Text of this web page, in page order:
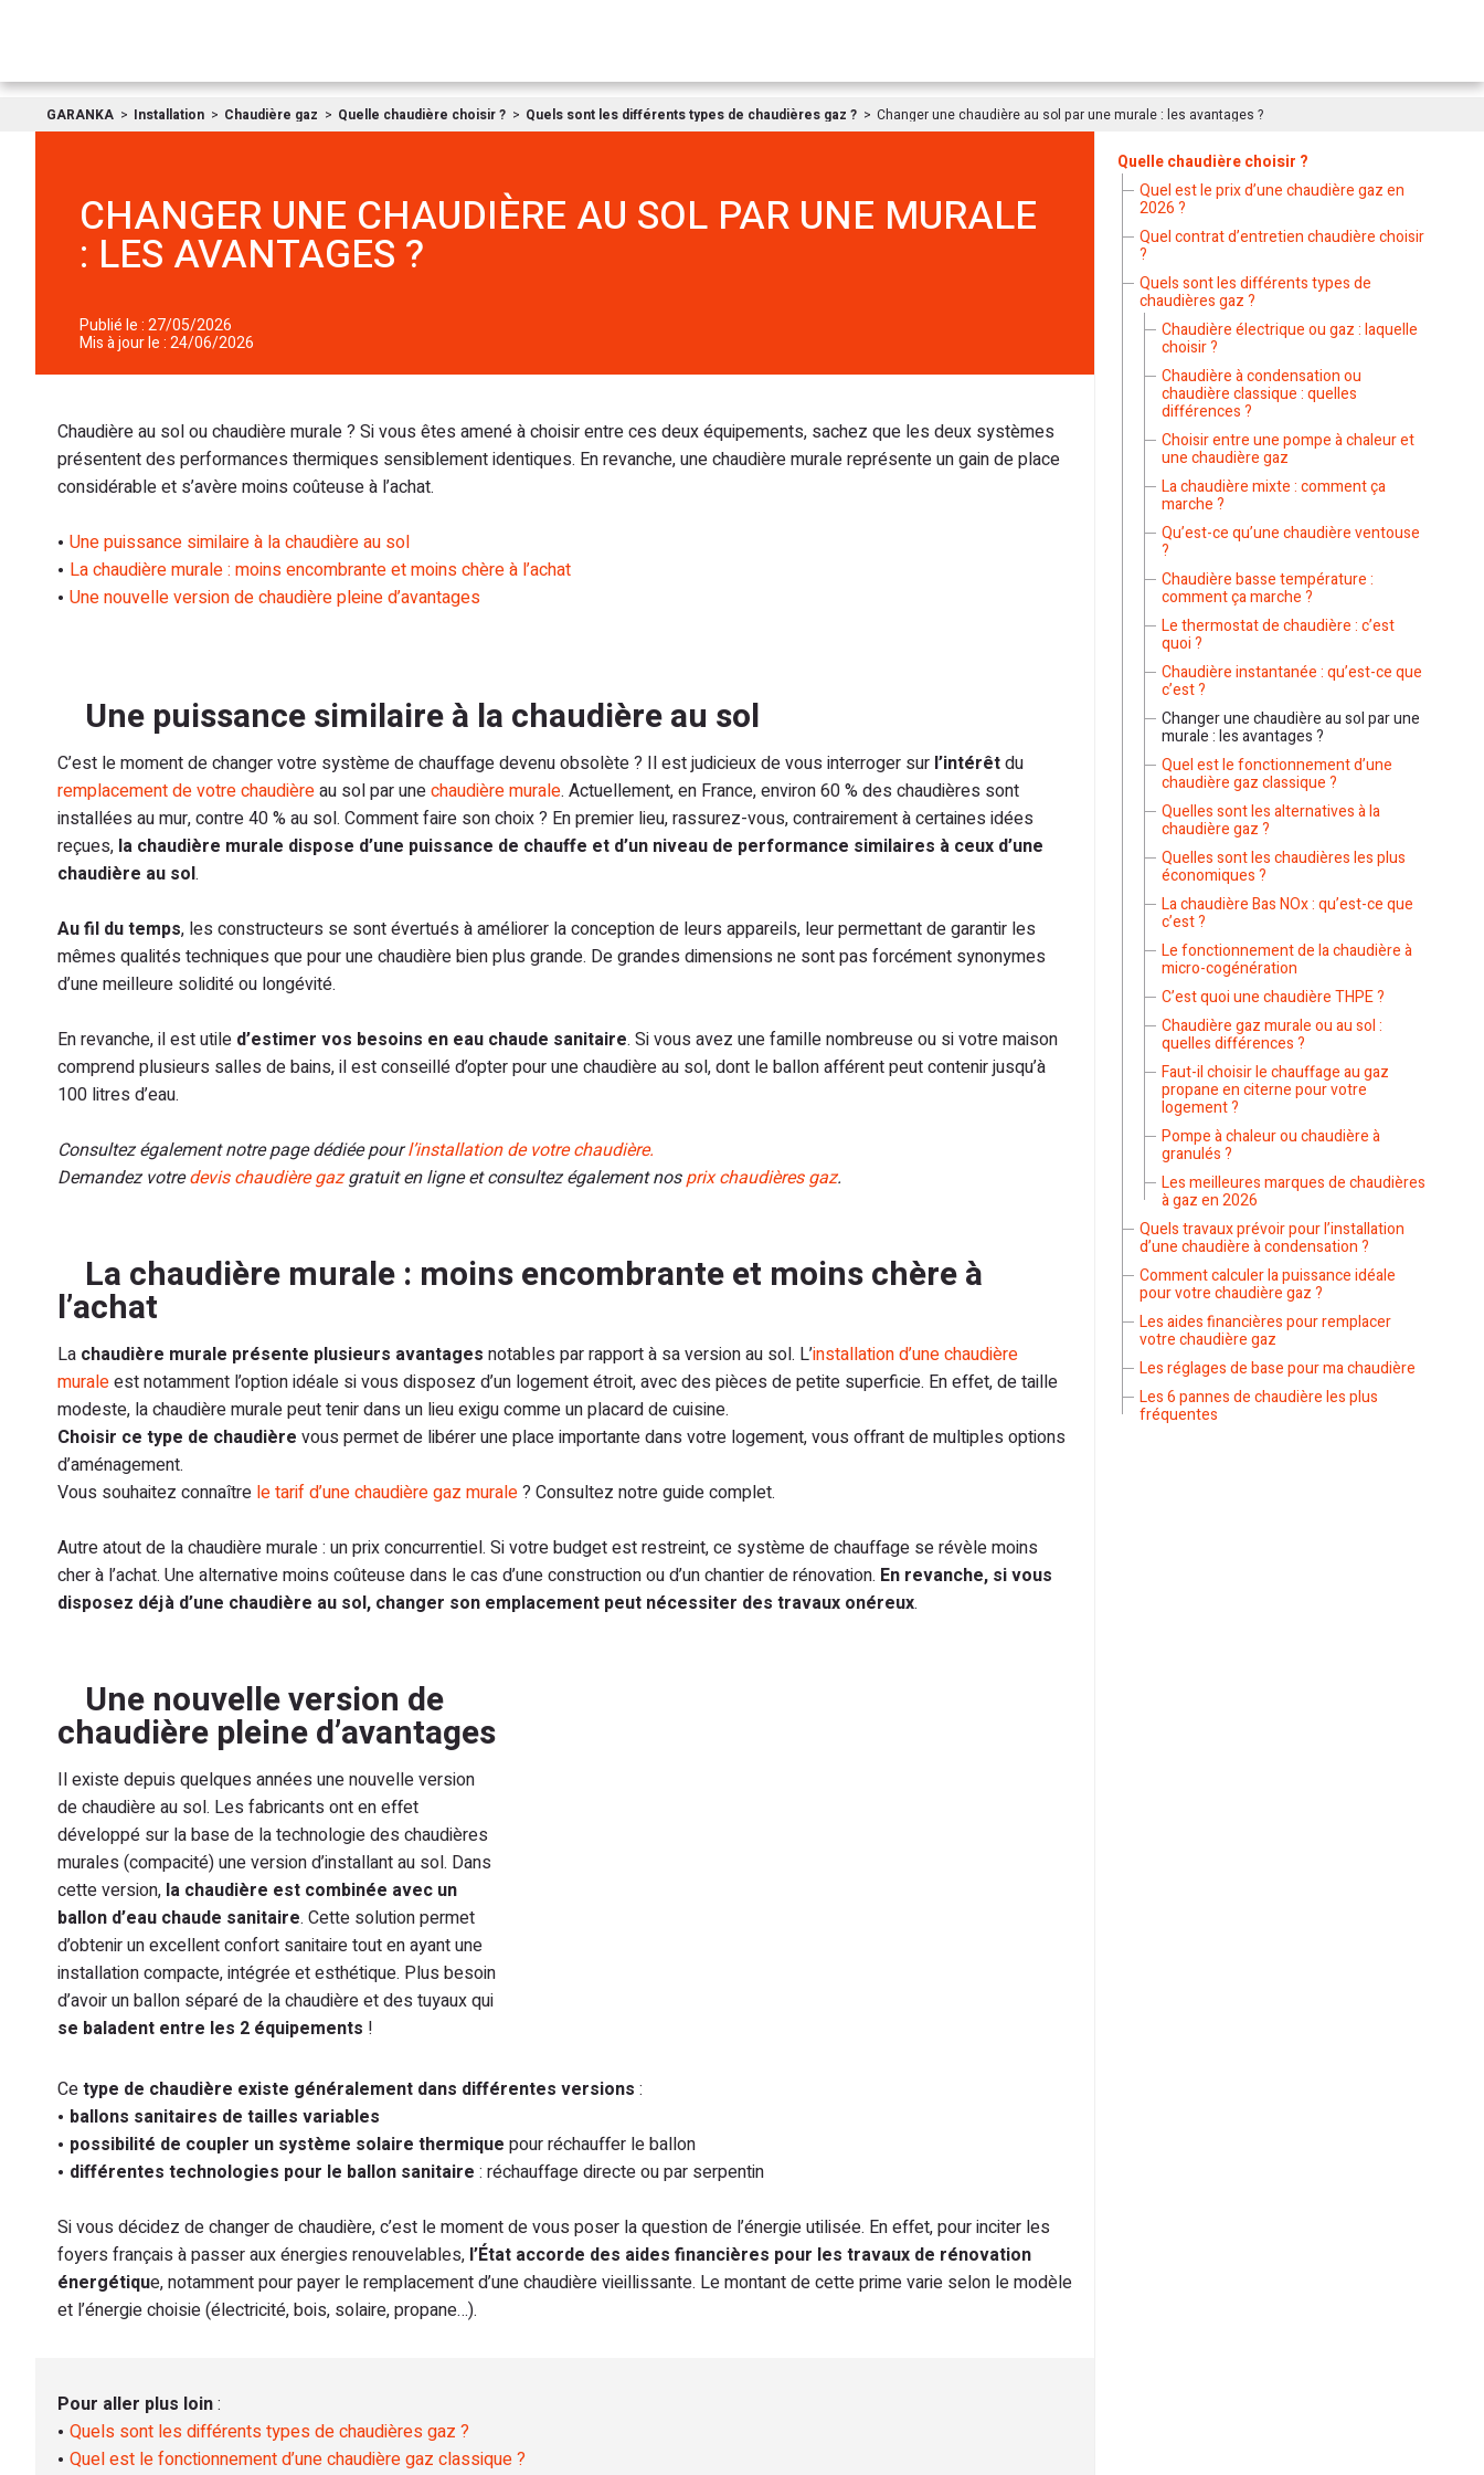
GARANKA Installation Chaudière gaz Quelle chaudière choisir ? Quels sont les différents types de chaudières gaz ? Changer une chaudière au sol par une murale : les avantages ?
CHANGER UNE CHAUDIÈRE AU SOL PAR UNE MURALE
: LES AVANTAGES ?
Publié le : 27/05/2026
Mis à jour le : 24/06/2026
Chaudière au sol ou chaudière murale ? Si vous êtes amené à choisir entre ces deux équipements, sachez que les deux systèmes
présentent des performances thermiques sensiblement identiques. En revanche, une chaudière murale représente un gain de place
considérable et s’avère moins coûteuse à l’achat.
Une puissance similaire à la chaudière au sol
La chaudière murale : moins encombrante et moins chère à l’achat
Une nouvelle version de chaudière pleine d’avantages
Une puissance similaire à la chaudière au sol
C’est le moment de changer votre système de chauffage devenu obsolète ? Il est judicieux de vous interroger sur l’intérêtdu
remplacement de votre chaudièreau sol par unechaudière murale. Actuellement, en France, environ 60 % des chaudières sont
installées au mur, contre 40 % au sol. Comment faire son choix ? En premier lieu, rassurez-vous, contrairement à certaines idées
reçues, la chaudière murale dispose d’une puissance de chauffe et d’un niveau de performance similaires à ceux d’une
chaudière au sol.
Au fil du temps, les constructeurs se sont évertués à améliorer la conception de leurs appareils, leur permettant de garantir les
mêmes qualités techniques que pour une chaudière bien plus grande. De grandes dimensions ne sont pas forcément synonymes
d’une meilleure solidité ou longévité.
En revanche, il est utile d’estimer vos besoins en eau chaude sanitaire. Si vous avez une famille nombreuse ou si votre maison
comprend plusieurs salles de bains, il est conseillé d’opter pour une chaudière au sol, dont le ballon afférent peut contenir jusqu’à
100 litres d’eau.
Consultez également notre page dédiée pourl’installation de votre chaudière.
Demandez votredevis chaudière gazgratuit en ligne et consultez également nosprix chaudières gaz.
La chaudière murale : moins encombrante et moins chère à
l’achat
La chaudière murale présente plusieurs avantages notables par rapport à sa version au sol. L’installation d’une chaudière
muraleest notamment l’option idéale si vous disposez d’un logement étroit, avec des pièces de petite superficie. En effet, de taille
modeste, la chaudière murale peut tenir dans un lieu exigu comme un placard de cuisine.
Choisir ce type de chaudière vous permet de libérer une place importante dans votre logement, vous offrant de multiples options
d’aménagement.
Vous souhaitez connaître le tarif d’une chaudière gaz murale? Consultez notre guide complet.
Autre atout de la chaudière murale : un prix concurrentiel. Si votre budget est restreint, ce système de chauffage se révèle moins
cher à l’achat. Une alternative moins coûteuse dans le cas d’une construction ou d’un chantier de rénovation. En revanche, si vous
disposez déjà d’une chaudière au sol, changer son emplacement peut nécessiter des travaux onéreux.
Une nouvelle version de
chaudière pleine d’avantages
Il existe depuis quelques années une nouvelle version
de chaudière au sol. Les fabricants ont en effet
développé sur la base de la technologie des chaudières
murales (compacité) une version d’installant au sol. Dans
cette version, la chaudière est combinée avec un
ballon d’eau chaude sanitaire. Cette solution permet
d’obtenir un excellent confort sanitaire tout en ayant une
installation compacte, intégrée et esthétique. Plus besoin
d’avoir un ballon séparé de la chaudière et des tuyaux qui
se baladent entre les 2 équipements !
Cetype de chaudière existe généralement dans différentes versions :
ballons sanitaires de tailles variables
possibilité de coupler un système solaire thermique pour réchauffer le ballon
différentes technologies pour le ballon sanitaire : réchauffage directe ou par serpentin
Si vous décidez de changer de chaudière, c’est le moment de vous poser la question de l’énergie utilisée. En effet, pour inciter les
foyers français à passer aux énergies renouvelables, l’État accorde des aides financières pour les travaux de rénovation
énergétique, notamment pour payer le remplacement d’une chaudière vieillissante. Le montant de cette prime varie selon le modèle
et l’énergie choisie (électricité, bois, solaire, propane…).
Pour aller plus loin:
Quels sont les différents types de chaudières gaz ?
Quel est le fonctionnement d’une chaudière gaz classique ?
Quelle chaudière choisir ?
Quel est le prix d’une chaudière gaz en
2026 ?
Quel contrat d’entretien chaudière choisir
?
Quels sont les différents types de
chaudières gaz ?
Chaudière électrique ou gaz : laquelle
choisir ?
Chaudière à condensation ou
chaudière classique : quelles
différences ?
Choisir entre une pompe à chaleur et
une chaudière gaz
La chaudière mixte : comment ça
marche ?
Qu’est-ce qu’une chaudière ventouse
?
Chaudière basse température :
comment ça marche ?
Le thermostat de chaudière : c’est
quoi ?
Chaudière instantanée : qu’est-ce que
c’est ?
Changer une chaudière au sol par une
murale : les avantages ?
Quel est le fonctionnement d’une
chaudière gaz classique ?
Quelles sont les alternatives à la
chaudière gaz ?
Quelles sont les chaudières les plus
économiques ?
La chaudière Bas NOx : qu’est-ce que
c’est ?
Le fonctionnement de la chaudière à
micro-cogénération
C’est quoi une chaudière THPE ?
Chaudière gaz murale ou au sol :
quelles différences ?
Faut-il choisir le chauffage au gaz
propane en citerne pour votre
logement ?
Pompe à chaleur ou chaudière à
granulés ?
Les meilleures marques de chaudières
à gaz en 2026
Quels travaux prévoir pour l’installation
d’une chaudière à condensation ?
Comment calculer la puissance idéale
pour votre chaudière gaz ?
Les aides financières pour remplacer
votre chaudière gaz
Les réglages de base pour ma chaudière
Les 6 pannes de chaudière les plus
fréquentes